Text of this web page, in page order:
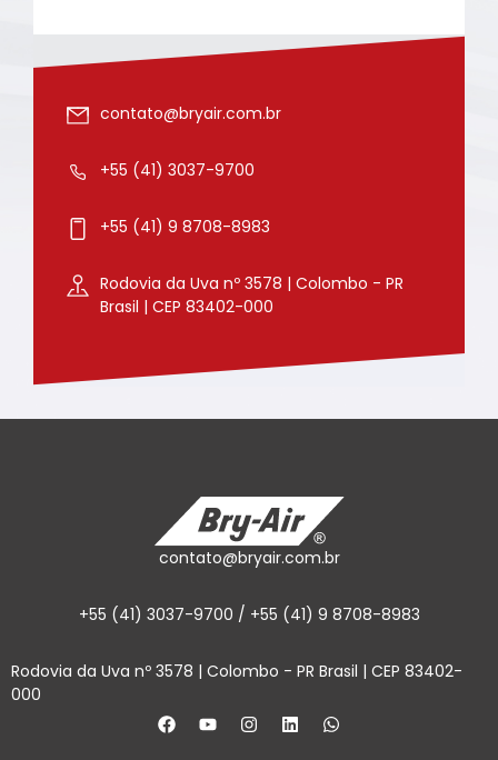
contato@bryair.com.br
+55 (41) 3037-9700
+55 (41) 9 8708-8983
Rodovia da Uva nº 3578 | Colombo - PR
Brasil | CEP 83402-000
contato@bryair.com.br
+55 (41) 3037-9700 / +55 (41) 9 8708-8983
Rodovia da Uva nº 3578 | Colombo - PR Brasil | CEP 83402-
000